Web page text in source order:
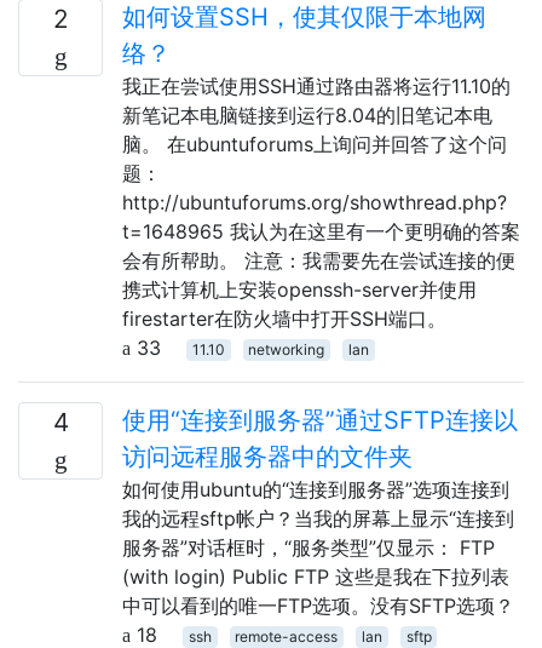
2
如何设置SSH，使其仅限于本地网
络？
我正在尝试使用SSH通过路由器将运行11.10的
新笔记本电脑链接到运行8.04的旧笔记本电
脑。 在ubuntuforums上询问并回答了这个问
题：
http://ubuntuforums.org/showthread.php?
t=1648965 我认为在这里有一个更明确的答案
会有所帮助。 注意：我需要先在尝试连接的便
携式计算机上安装openssh-server并使用
firestarter在防火墙中打开SSH端口。
33
11.10 networking lan
4
使用“连接到服务器”通过SFTP连接以
访问远程服务器中的文件夹
如何使用ubuntu的“连接到服务器”选项连接到
我的远程sftp帐户？当我的屏幕上显示“连接到
服务器”对话框时，“服务类型”仅显示： FTP
(with login) Public FTP 这些是我在下拉列表
中可以看到的唯一FTP选项。没有SFTP选项？
18
ssh remote-access lan sftp